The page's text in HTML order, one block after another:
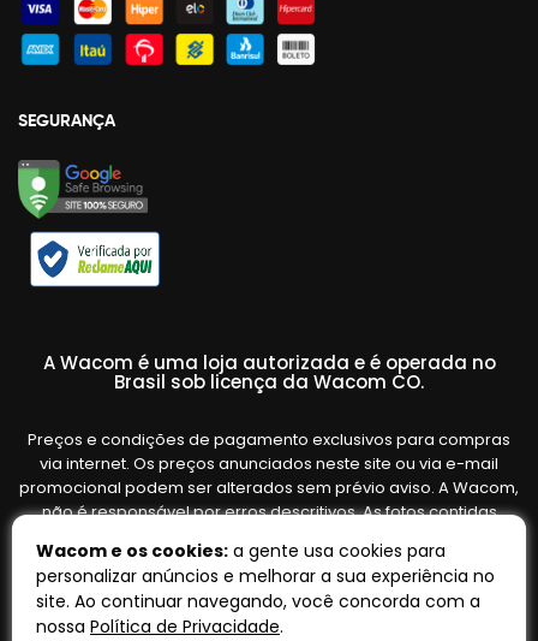
SEGURANÇA
A Wacom é uma loja autorizada e é operada no
Brasil sob licença da Wacom CO.
Preços e condições de pagamento exclusivos para compras
via internet. Os preços anunciados neste site ou via e-mail
promocional podem ser alterados sem prévio aviso. A Wacom,
não é responsável por erros descritivos. As fotos contidas
variar de acordo com o fornecedor/lote do fabricante. Ofertas
válidas até o término de nossos estoques. Vendas sujeitas à
análise e confirmação de dados.
Wacom e os cookies: a gente usa cookies para
personalizar anúncios e melhorar a sua experiência no
site. Ao continuar navegando, você concorda com a
nossa Política de Privacidade.